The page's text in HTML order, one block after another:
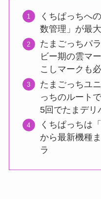
くちぱっちへ
数管理」が最
たまごっちパ
ビー期の雲マ
こしマークも
たまごっちユ
っちのルート
5回でたまデリ
くちぱっちは
から最新機種
ラ